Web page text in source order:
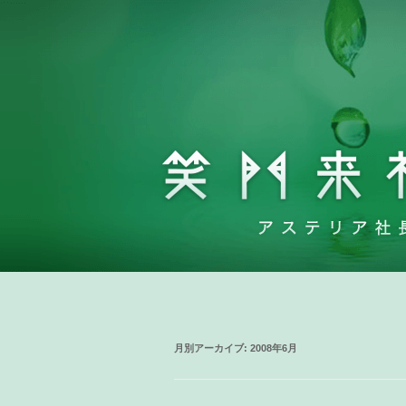
月別アーカイブ: 2008年6月